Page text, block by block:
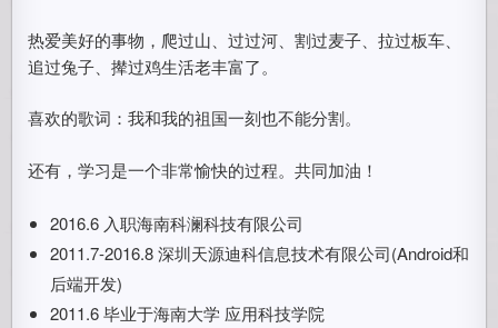
热爱美好的事物，爬过山、过过河、割过麦子、拉过板车、
追过兔子、撵过鸡生活老丰富了。
喜欢的歌词：我和我的祖国一刻也不能分割。
还有，学习是一个非常愉快的过程。共同加油！
2016.6 入职海南科澜科技有限公司
2011.7-2016.8 深圳天源迪科信息技术有限公司(Android和
后端开发)
2011.6 毕业于海南大学 应用科技学院